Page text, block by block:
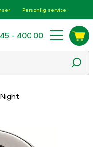
Personlig service
- 400 00